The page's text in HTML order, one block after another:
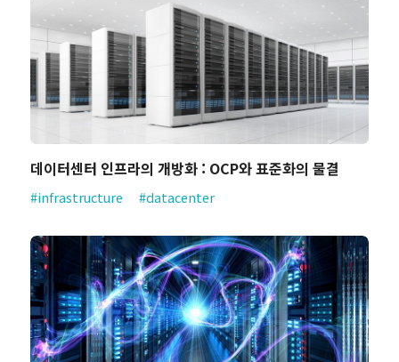
데이터센터 인프라의 개방화 : OCP와 표준화의 물결
#infrastructure #datacenter